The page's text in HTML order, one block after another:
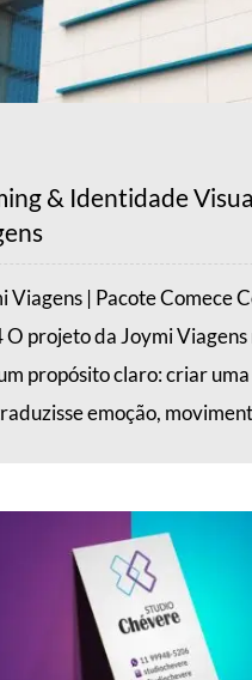
& Identidade
Viagens | Pacote Comece
O projeto da Joymi Viagens
propósito claro: criar
emoção,